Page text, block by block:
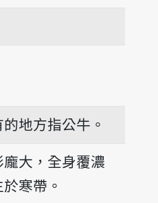
地方指公牛。
大，全身覆濃
寒帶。